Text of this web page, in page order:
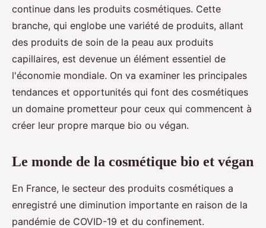
continue dans les produits cosmétiques. Cette
branche, qui englobe une variété de produits, allant
des produits de soin de la peau aux produits
capillaires, est devenue un élément essentiel de
l'économie mondiale. On va examiner les principales
tendances et opportunités qui font des cosmétiques
un domaine prometteur pour ceux qui commencent à
créer leur propre marque bio ou végan.
Le monde de la cosmétique bio et végan
En France, le secteur des produits cosmétiques a
enregistré une diminution importante en raison de la
pandémie de COVID-19 et du confinement.